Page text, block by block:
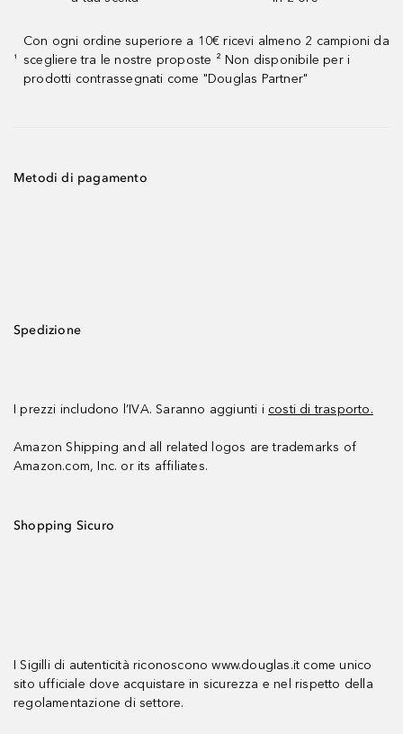
¹
Con ogni ordine superiore a 10€ ricevi almeno 2 campioni da
scegliere tra le nostre proposte ² Non disponibile per i
prodotti contrassegnati come "Douglas Partner"
Metodi di pagamento
Spedizione
I prezzi includono l’IVA. Saranno aggiunti i costi di trasporto.
Amazon Shipping and all related logos are trademarks of
Amazon.com, Inc. or its affiliates.
Shopping Sicuro
I Sigilli di autenticità riconoscono www.douglas.it come unico
sito ufficiale dove acquistare in sicurezza e nel rispetto della
regolamentazione di settore.